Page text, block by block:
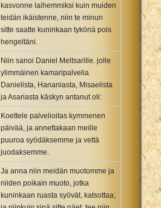
kasvonne laihemmiksi kuin muiden
teidän ikäistenne, niin te minun
sitte saatte kuninkaan tykönä pois
hengeltäni.
Niin sanoi Daniel Meltsarille. jolle
ylimmäinen kamaripalvelia
Danielista, Hananiasta, Misaelista
ja Asariasta käskyn antanut oli:
Koettele palvelioitas kymmenen
päivää, ja annettakaan meille
puuroa syödäksemme ja vettä
juodaksemme.
Ja anna niin meidän muotomme ja
niiden poikain muoto, jotka
kuninkaan ruasta syövät, katsottaa;